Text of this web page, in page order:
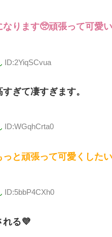
なります🥺頑張って可愛
ID:2YiqSCvua
ぎて凄すぎます。
ID:WGqhCrta0
っと頑張って可愛くしたい‪
ID:5bbP4CXh0
れる💜